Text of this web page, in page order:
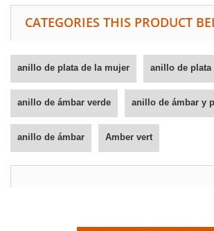
CATEGORIES THIS PRODUCT
anillo de plata de la mujer anillo de plata
anillo de ámbar verde anillo de ámbar y
anillo de ámbar Amber vert